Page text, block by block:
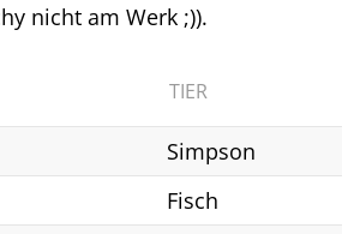
nicht am Werk ;)).
TIER
Simpson
Fisch